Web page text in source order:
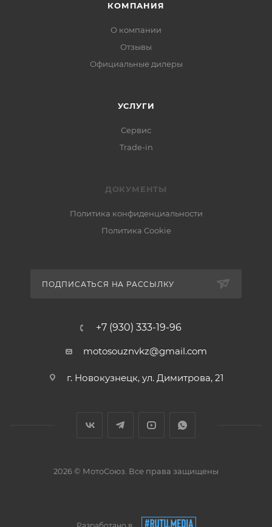
КОМПАНИЯ
О компании
Отзывы
Официальные дилеры
УСЛУГИ
Сервис
Trade-in
ДОКУМЕНТЫ
Политика конфиденциальности
Политика Cookie
ПОДПИСАТЬСЯ НА РАССЫЛКУ
+7 (930) 333-19-96
motosouznvkz@gmail.com
г. Новокузнецк, ул. Димитрова, 21
2026 © МотоСоюз. Все права защищены
Разработано в